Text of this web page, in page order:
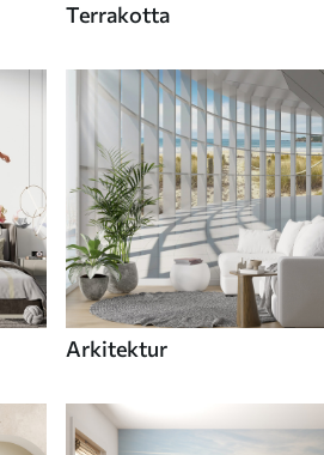
Terrakotta
Arkitektur